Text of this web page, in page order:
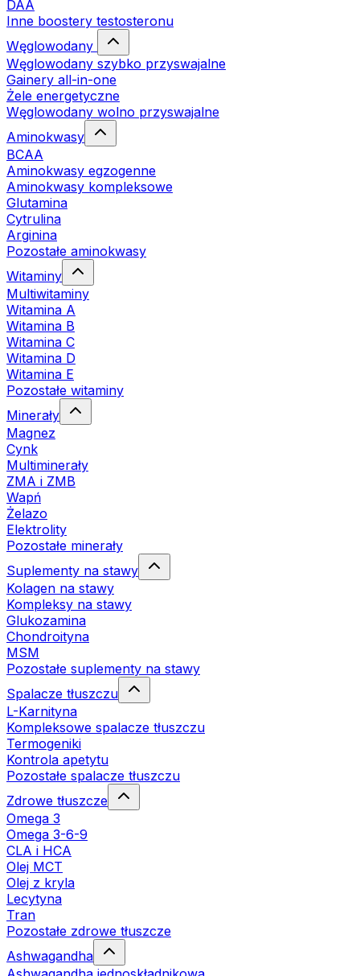
DAA
Inne boostery testosteronu
Węglowodany
Węglowodany szybko przyswajalne
Gainery all-in-one
Żele energetyczne
Węglowodany wolno przyswajalne
Aminokwasy
BCAA
Aminokwasy egzogenne
Aminokwasy kompleksowe
Glutamina
Cytrulina
Arginina
Pozostałe aminokwasy
Witaminy
Multiwitaminy
Witamina A
Witamina B
Witamina C
Witamina D
Witamina E
Pozostałe witaminy
Minerały
Magnez
Cynk
Multiminerały
ZMA i ZMB
Wapń
Żelazo
Elektrolity
Pozostałe minerały
Suplementy na stawy
Kolagen na stawy
Kompleksy na stawy
Glukozamina
Chondroityna
MSM
Pozostałe suplementy na stawy
Spalacze tłuszczu
L-Karnityna
Kompleksowe spalacze tłuszczu
Termogeniki
Kontrola apetytu
Pozostałe spalacze tłuszczu
Zdrowe tłuszcze
Omega 3
Omega 3-6-9
CLA i HCA
Olej MCT
Olej z kryla
Lecytyna
Tran
Pozostałe zdrowe tłuszcze
Ashwagandha